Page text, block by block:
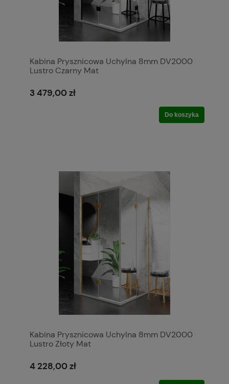
Kabina Prysznicowa Uchylna 8mm DV2000
Lustro Czarny Mat
3 479,00 zł
Do koszyka
Kabina Prysznicowa Uchylna 8mm DV2000
Lustro Złoty Mat
4 228,00 zł